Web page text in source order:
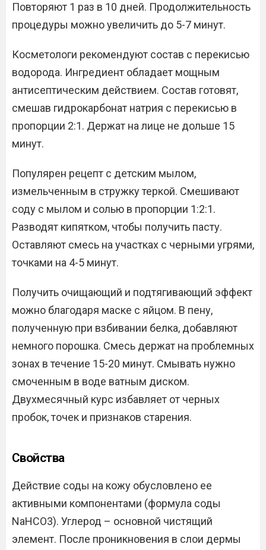
Повторяют 1 раз в 10 дней. Продолжительность
процедуры можно увеличить до 5-7 минут.
Косметологи рекомендуют состав с перекисью
водорода. Ингредиент обладает мощным
антисептическим действием. Состав готовят,
смешав гидрокарбонат натрия с перекисью в
пропорции 2:1. Держат на лице не дольше 15
минут.
Популярен рецепт с детским мылом,
измельченным в стружку теркой. Смешивают
соду с мылом и солью в пропорции 1:2:1.
Разводят кипятком, чтобы получить пасту.
Оставляют смесь на участках с черными угрями,
точками на 4-5 минут.
Получить очищающий и подтягивающий эффект
можно благодаря маске с яйцом. В пену,
полученную при взбивании белка, добавляют
немного порошка. Смесь держат на проблемных
зонах в течение 15-20 минут. Смывать нужно
смоченным в воде ватным диском.
Двухмесячный курс избавляет от черных
пробок, точек и признаков старения.
Свойства
Действие соды на кожу обусловлено ее
активными компонентами (формула соды
NaHCO3). Углерод – основной чистящий
элемент. После проникновения в слои дермы